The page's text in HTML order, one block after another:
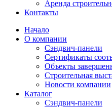
Аренда
Контакты
Начало
О компании
Сэндвич-панели
Сертификаты
Объекты
Строительная
Новости компании
Каталог
Сэндвич-панели